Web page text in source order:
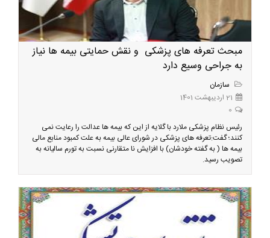
مبحث تعرفه های پزشکی و نقش حمایتی بیمه ها نیاز
به جراحی وسیع دارد
سازمان
21 اردیبهشت 1401
0
رئیس نظام پزشکی ملارد با گلایه از این که بیمه ها عدالت را رعایت نمی
کنند؛ گفت:تعرفه های پزشکی در شورای عالی بیمه به علت کمبود منابع مالی
بیمه ها ( به گفته خودشان) با افزایش نا متقارنی نسبت به تورم سالیانه به
تصویب رسید.